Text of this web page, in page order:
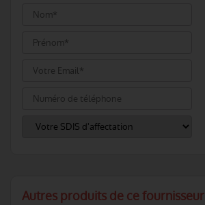
Autres produits de ce fournisseur